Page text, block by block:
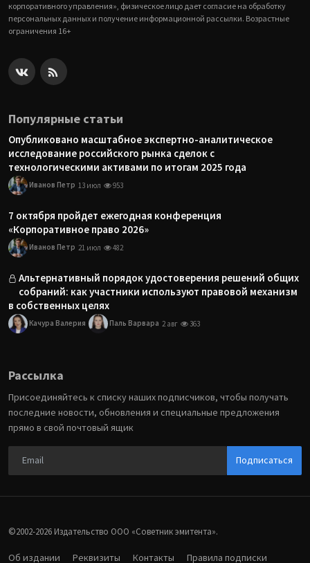
корпоративного управления», физическое лицо дает согласие на обработку
персональных данных и получение информационной рассылки. Возрастные
ограничения 16+
Популярные статьи
Опубликовано масштабное экспертно-аналитическое
исследование российского рынка сделок с
технологическими активами по итогам 2025 года
Иванов Петр 13 июл 953
7 октября пройдет ежегодная конференция
«Корпоративное право 2026»
Иванов Петр 21 июл 482
Альтернативный порядок удостоверения решений общих
собраний: как участники используют правовой механизм
в собственных целях
Качура Валерия Паль Варвара 2 авг 363
Рассылка
Присоединяйтесь к списку наших подписчиков, чтобы получать
последние новости, обновления и специальные предложения
прямо в свой почтовый ящик
Подписаться
©2002-2026 Издательство ООО «‎Советник эмитента».
Об издании Реквизиты Контакты Правила подписки